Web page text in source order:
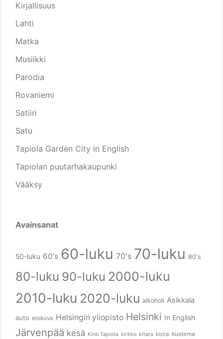
Kirjallisuus
Lahti
Matka
Musiikki
Parodia
Rovaniemi
Satiiri
Satu
Tapiola Garden City in English
Tapiolan puutarhakaupunki
Vääksy
Avainsanat
50-luku 60's 60-luku 70's 70-luku 80's
80-luku 90-luku 2000-luku
2010-luku 2020-luku alkoholi Asikkala
auto elokuva Helsingin yliopisto Helsinki In English
Järvenpää kesä Kino Tapiola kirkko kitara koira kuolema